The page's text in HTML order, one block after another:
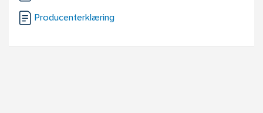
Producenterklæring